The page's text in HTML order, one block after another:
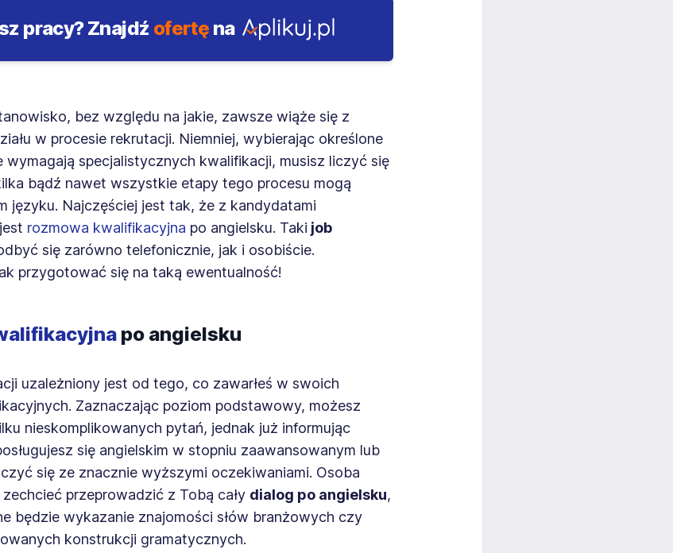
pracy?Znajdź ofertę na
bez względu na jakie, zawsze wiąże się z
w procesie rekrutacji. Niemniej, wybierając określone
specjalistycznych kwalifikacji, musisz liczyć się
bądź nawet wszystkie etapy tego procesu mogą
języku. Najczęściej jest tak, że z kandydatami
rozmowa kwalifikacyjna po angielsku. Taki job
się zarówno telefonicznie, jak i osobiście.
przygotować się na taką ewentualność!
po angielsku
uzależniony jest od tego, co zawarłeś w swoich
Zaznaczając poziom podstawowy, możesz
nieskomplikowanych pytań, jednak już informując
się angielskim w stopniu zaawansowanym lub
się ze znacznie wyższymi oczekiwaniami. Osoba
przeprowadzić z Tobą cały dialog po angielsku,
będzie wykazanie znajomości słów branżowych czy
konstrukcji gramatycznych.